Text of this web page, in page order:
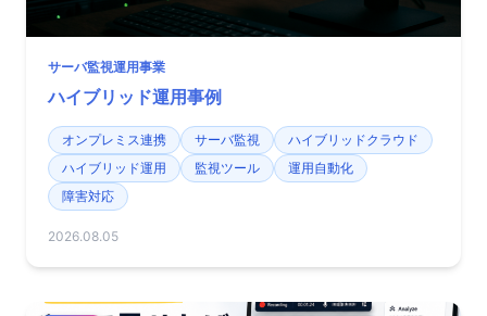
サーバ監視運用事業
ハイブリッド運用事例
オンプレミス連携 サーバ監視
ハイブリッドクラウド
ハイブリッド運用
監視ツール
運用自動化
障害対応
2026.08.05